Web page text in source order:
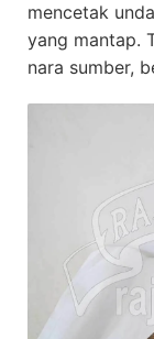
mencetak
yang mantap.
nara sumber,